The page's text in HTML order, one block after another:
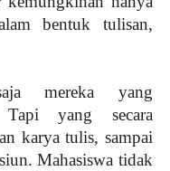
bentuk tulisan,
mereka yang
yang secara
karya tulis, sampai
Mahasiswa tidak